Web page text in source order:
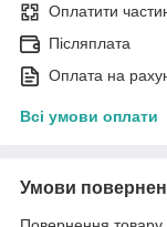
Оплатити
Післяплата
Оплата на
Всі умови оплати
Умови